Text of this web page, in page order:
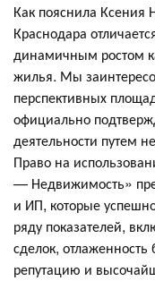
Как пояснила Ксения
Краснодара
динамичным ростом
жилья. Мы
перспективных
официально
деятельности путем
Право на
— Недвижимость»
и ИП, которые
ряду показателей,
сделок,
репутацию и